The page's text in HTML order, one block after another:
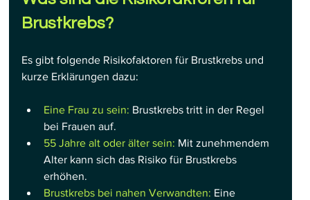
Brustkrebs?
Es gibt folgende Risikofaktoren für Brustkrebs und
kurze Erklärungen dazu:
Eine Frau zu sein: Brustkrebs tritt in der Regel
bei Frauen auf.
55 Jahre alt oder älter sein: Mit zunehmendem
Alter kann sich das Risiko für Brustkrebs
erhöhen.
Brustkrebs bei nahen Verwandten: Eine